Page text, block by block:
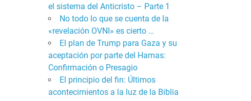
el sistema del Anticristo – Parte 1
No todo lo que se cuenta de la
«revelación OVNI» es cierto …
El plan de Trump para Gaza y su
aceptación por parte del Hamas:
Confirmación o Presagio
El principio del fin: Últimos
acontecimientos a la luz de la Biblia